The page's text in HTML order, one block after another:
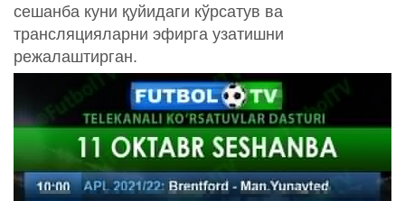
сешанба куни қуйидаги кўрсатув ва
трансляцияларни эфирга узатишни
режалаштирган.